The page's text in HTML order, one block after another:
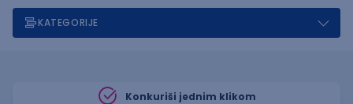
KATEGORIJE
Konkuriši jednim klikom